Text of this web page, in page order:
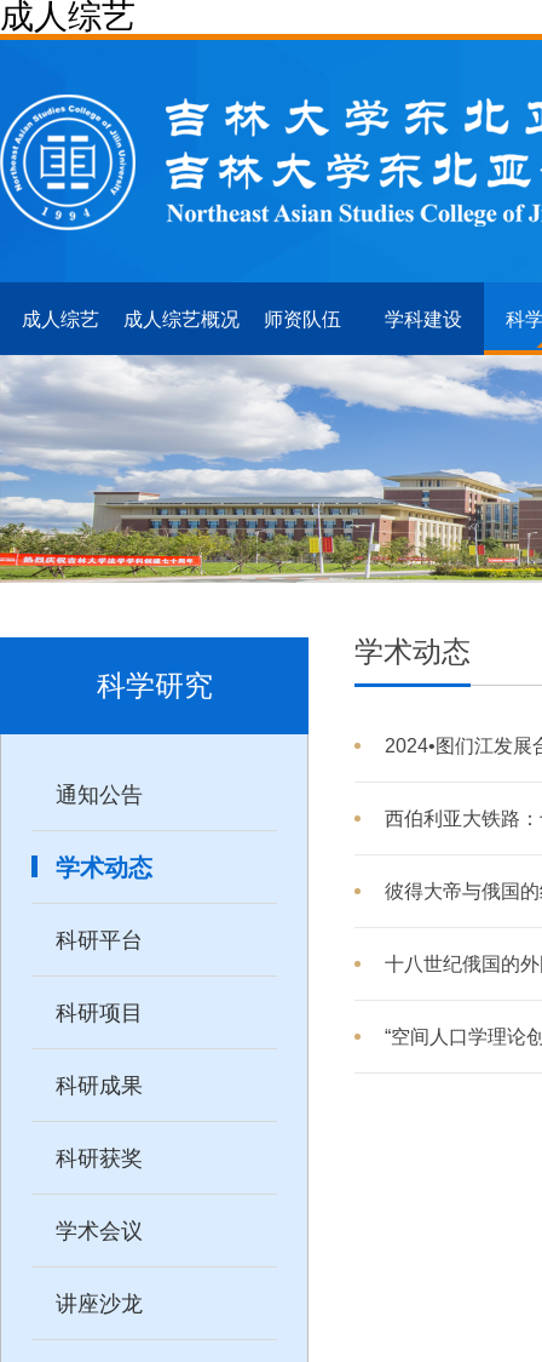
成人综艺
成人综艺 成人综艺概况 师资队伍 学科建设 科
科学研究
通知公告
学术动态
科研平台
科研项目
科研成果
科研获奖
学术会议
讲座沙龙
学术动态
2024•图们江发展
西伯利亚大铁路
彼得大帝与俄国
十八世纪俄国的
“空间人口学理论